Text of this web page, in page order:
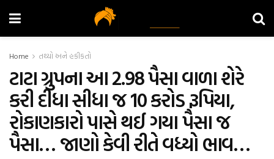
Home તથ્યો અને હકીકતો
ટાટા ગ્રુપના આ 2.98 પૈસા વાળા શેરે
કરી દીધા સીધા જ 10 કરોડ રૂપિયા,
રોકાણકારો પાસે થઈ ગયા પૈસા જ
પૈસા… જાણો કેવી રીતે વધ્યો ભાવ…